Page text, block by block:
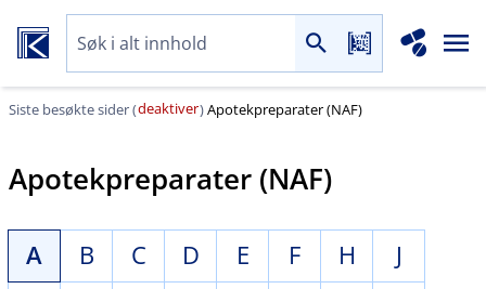
Siste besøkte sider (deaktiver)Apotekpreparater (NAF)
Apotekpreparater (NAF)
A B C D E F H
J